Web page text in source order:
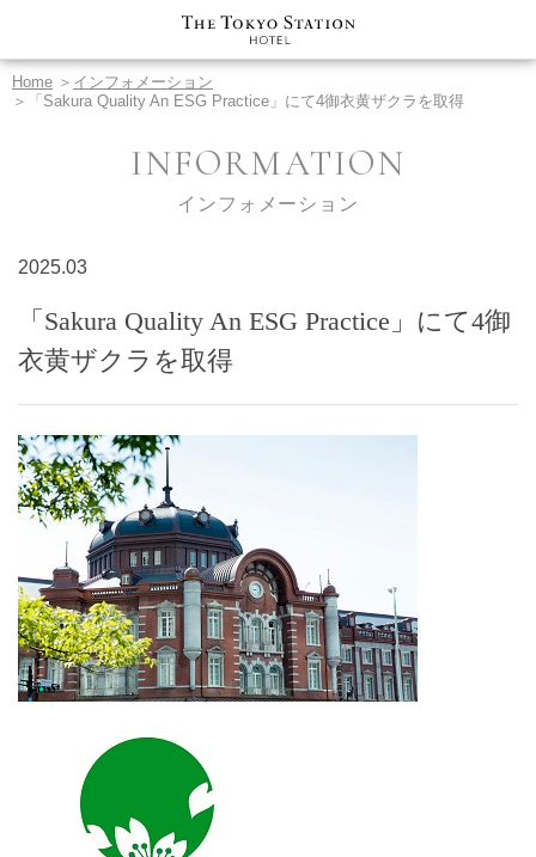
Home ＞ インフォメーション
＞「Sakura Quality An ESG Practice」にて4御衣黄ザクラを取得
INFORMATION
インフォメーション
2025.03
「Sakura Quality An ESG Practice」にて4御
衣黄ザクラを取得